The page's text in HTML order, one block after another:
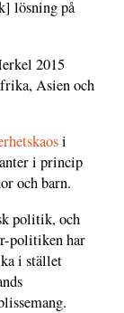
lösning på
2015
Asien och
i
i princip
och barn.
politik, och
politiken har
i stället